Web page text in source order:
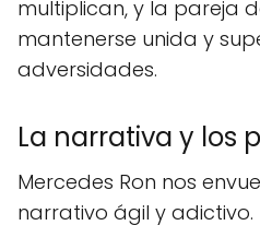
multiplican, y la pareja
mantenerse unida y
adversidades.
La narrativa y los
Mercedes Ron nos
narrativo ágil y adictivo.